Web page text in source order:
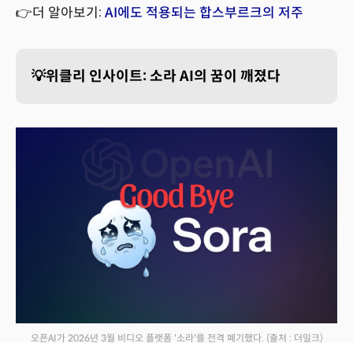
👉더 알아보기: AI에도 적용되는 합스부르크의 저주
💡위클리 인사이트: 소라 AI의 꿈이 깨졌다
오픈AI가 2026년 3월 비디오 플랫폼 '소라'를 전격 폐기했다. (출처 : 더밀크)